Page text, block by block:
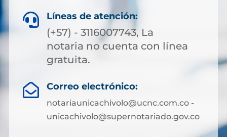
 Líneas de atención:
(+57) - 3116007743, La
notaria no cuenta con línea
gratuita.
 Correo electrónico:
notariaunicachivolo@ucnc.com.co -
unicachivolo@supernotariado.gov.co